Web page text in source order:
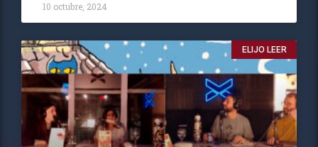
10 octubre, 2024
ELIJO LEER